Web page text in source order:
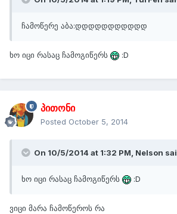
ჩამოწერე აბა:დდდდდდდდდდდ
ხო იცი რასაც ჩამოგიწერს :D
პითონი
Posted October 5, 2014
On 10/5/2014 at 1:32 PM, Nelson
ხო იცი რასაც ჩამოგიწერს :D
ვიცი მარა ჩამოწეროს რა